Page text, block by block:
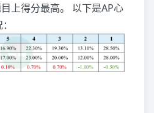
上得分最高。 以下是AP心